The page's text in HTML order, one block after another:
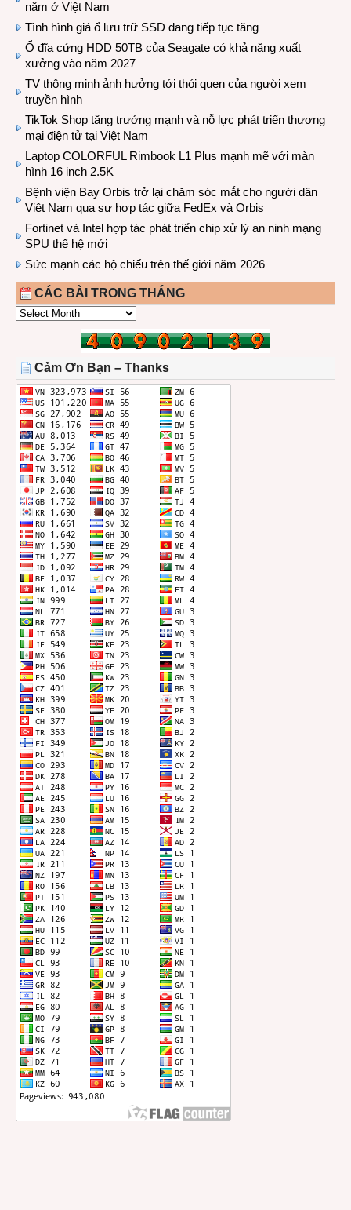
năm ở Việt Nam
Tình hình giá ổ lưu trữ SSD đang tiếp tục tăng
Ổ đĩa cứng HDD 50TB của Seagate có khả năng xuất
xưởng vào năm 2027
TV thông minh ảnh hưởng tới thói quen của người xem
truyền hình
TikTok Shop tăng trưởng mạnh và nỗ lực phát triển thương
mại điện tử tại Việt Nam
Laptop COLORFUL Rimbook L1 Plus mạnh mẽ với màn
hình 16 inch 2.5K
Bệnh viện Bay Orbis trở lại chăm sóc mắt cho người dân
Việt Nam qua sự hợp tác giữa FedEx và Orbis
Fortinet và Intel hợp tác phát triển chip xử lý an ninh mạng
SPU thế hệ mới
Sức mạnh các hộ chiếu trên thế giới năm 2026
CÁC BÀI TRONG THÁNG
CÁC
THÁNG
Cảm Ơn Bạn – Thanks